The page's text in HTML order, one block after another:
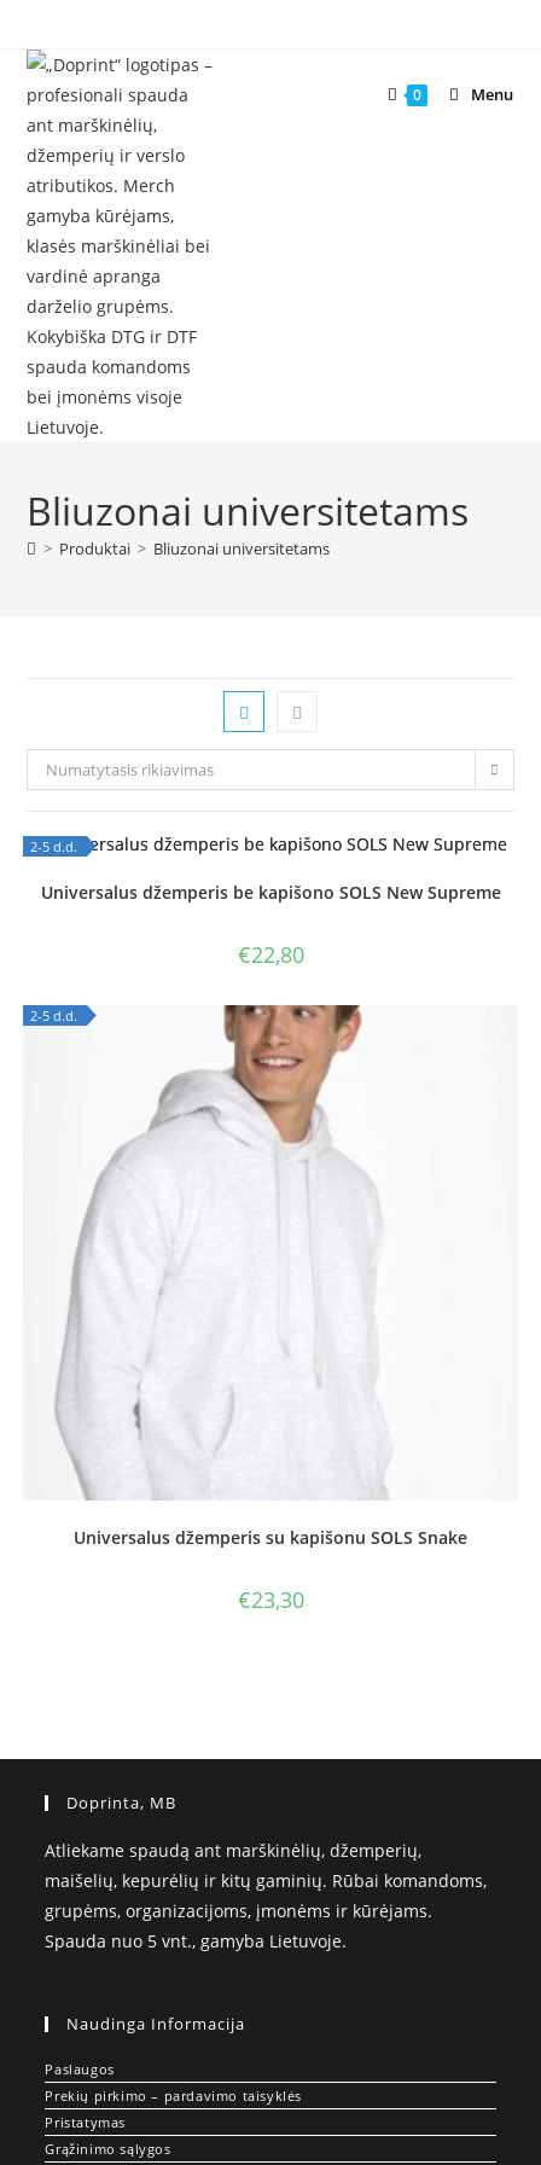
content
0 Menu
Bliuzonai universitetams
> Produktai > Bliuzonai universitetams
Numatytasis rikiavimas
2-5 d.d.
Universalus džemperis be kapišono SOLS New Supreme
€22,80
2-5 d.d.
Universalus džemperis su kapišonu SOLS Snake
€23,30
Doprinta, MB
Atliekame spaudą ant marškinėlių, džemperių,
maišelių, kepurėlių ir kitų gaminių. Rūbai komandoms,
grupėms, organizacijoms, įmonėms ir kūrėjams.
Spauda nuo 5 vnt., gamyba Lietuvoje.
Naudinga Informacija
Paslaugos
Prekių pirkimo – pardavimo taisyklės
Pristatymas
Grąžinimo sąlygos